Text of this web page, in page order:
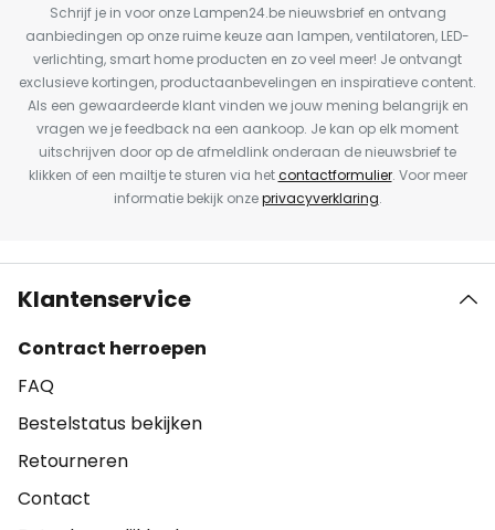
Schrijf je in voor onze Lampen24.be nieuwsbrief en ontvang
aanbiedingen op onze ruime keuze aan lampen, ventilatoren, LED-
verlichting, smart home producten en zo veel meer! Je ontvangt
exclusieve kortingen, productaanbevelingen en inspiratieve content.
Als een gewaardeerde klant vinden we jouw mening belangrijk en
vragen we je feedback na een aankoop. Je kan op elk moment
uitschrijven door op de afmeldlink onderaan de nieuwsbrief te
klikken of een mailtje te sturen via hetcontactformulier. Voor meer
informatie bekijk onzeprivacyverklaring.
Klantenservice
Contract herroepen
FAQ
Bestelstatus bekijken
Retourneren
Contact